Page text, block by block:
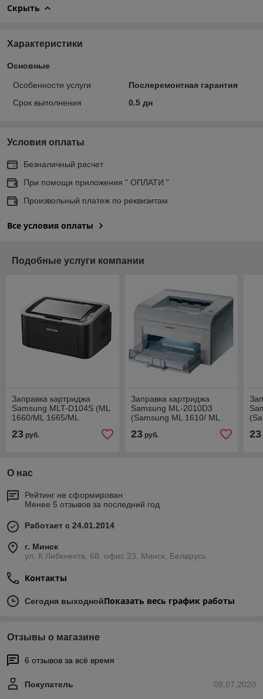
Скрыть
Характеристики
Основные
Особенности услуги
Послеремонтная гарантия
Срок выполнения
0.5 дн
Условия оплаты
Безналичный расчет
При помощи приложения " ОПЛАТИ "
Произвольный платеж по реквизитам
Все условия оплаты
Подобные услуги компании
Заправка картриджа
Samsung MLT-D104S (ML
1660/ML 1665/ML
3205/SCX 3207/SCX 321
23 руб.
Заправка картриджа
Samsung ML-2010D3
(Samsung ML 1610/ ML
1615/ ML 2010/ ML 2015/
ML 2510/ ML 2570/ ML
23руб. 23
О нас
Рейтинг не сформирован
Менее 5 отзывов за последний год
Работает с 24.01.2014
г. Минск
ул. К.Либкнехта, 68, офис 23, Минск, Беларусь
Контакты
Сегодня выходнойПоказать весь график работы
Отзывы о магазине
6 отзывов за всё время
08.07.2020
Покупатель